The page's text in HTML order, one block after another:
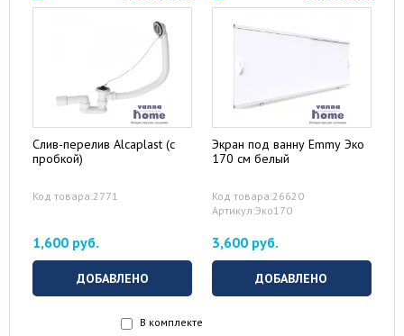
Слив-перелив Alcaplast (с
пробкой)
Код товара:2771
1,600 руб.
ДОБАВЛЕНО
Экран под ванну Emmy Эко
170 см белый
Код товара:26620
Артикул:Эко170
3,600 руб.
ДОБАВЛЕНО
В комплекте